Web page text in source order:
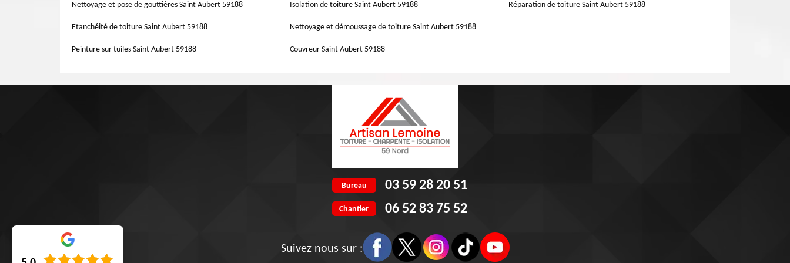
Nettoyage et pose de gouttières Saint Aubert 59188
Etanchéité de toiture Saint Aubert 59188
Peinture sur tuiles Saint Aubert 59188
Isolation de toiture Saint Aubert 59188
Nettoyage et démoussage de toiture Saint Aubert 59188
Couvreur Saint Aubert 59188
Réparation de toiture Saint Aubert 59188
Bureau 03 59 28 20 51
Chantier 06 52 83 75 52
Suivez nous sur :